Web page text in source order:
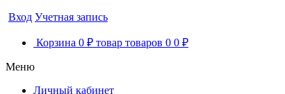
Вход Учетная запись
Корзина 0 ₽ товар товаров 0 0 ₽
Меню
Личный кабинет